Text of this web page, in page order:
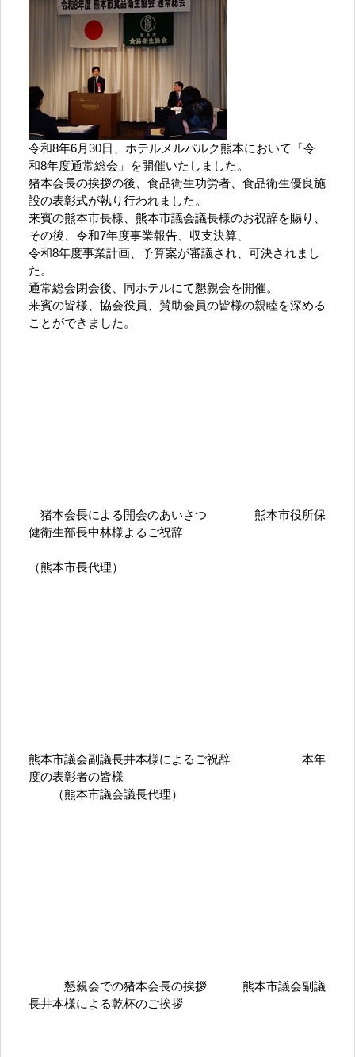
令和8年6月30日、ホテルメルパルク熊本において「令
和8年度通常総会」を開催いたしました。
猪本会長の挨拶の後、食品衛生功労者、食品衛生優良施
設の表彰式が執り行われました。
来賓の熊本市長様、熊本市議会議長様のお祝辞を賜り、
その後、令和7年度事業報告、収支決算、
令和8年度事業計画、予算案が審議され、可決されまし
た。
通常総会閉会後、同ホテルにて懇親会を開催。
来賓の皆様、協会役員、賛助会員の皆様の親睦を深める
ことができました。
猪本会長による開会のあいさつ 熊本市役所保
健衛生部長中林様よるご祝辞
（熊本市長代理）
熊本市議会副議長井本様によるご祝辞 本年
度の表彰者の皆様
（熊本市議会議長代理）
懇親会での猪本会長の挨拶 熊本市議会副議
長井本様による乾杯のご挨拶